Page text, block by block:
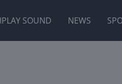
SOUND NEWS